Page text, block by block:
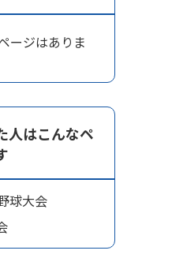
ージはありま
人はこんなペ
球大会